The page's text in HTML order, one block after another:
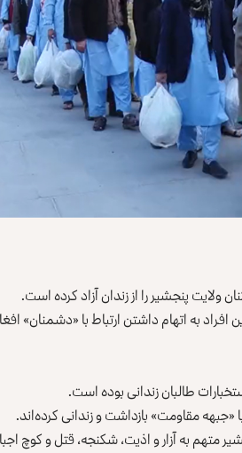
به اتهام داشتن ارتباط با «دشمنان»
«جبهه مقاومت» بازداشت و زندانی کرده‌اند.
متهم به آزار و اذیت، شکنجه، قتل و کوچ‌